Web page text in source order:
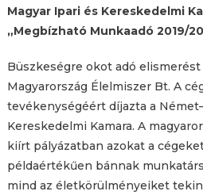
Magyar Ipari és Kereskedelmi
„Megbízható Munkaadó 2019/
Büszkeségre okot adó
Magyarország Élelmiszer Bt. A
tevékenységéért díjazta a
Kereskedelmi Kamara. A
kiírt pályázatban azokat a
példaértékűen bánnak
mind az életkörülményeiket